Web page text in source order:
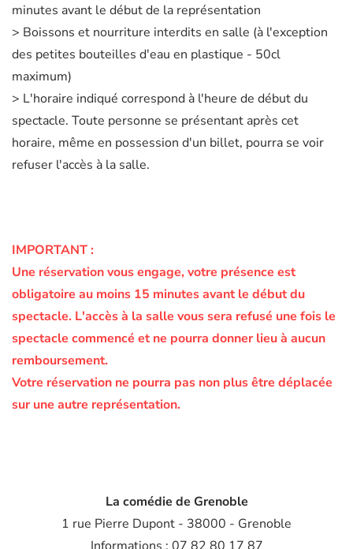
minutes avant le début de la représentation
> Boissons et nourriture interdits en salle (à l'exception
des petites bouteilles d'eau en plastique - 50cl
maximum)
> L'horaire indiqué correspond à l'heure de début du
spectacle. Toute personne se présentant après cet
horaire, même en possession d'un billet, pourra se voir
refuser l'accès à la salle.
IMPORTANT :
Une réservation vous engage, votre présence est
obligatoire au moins 15 minutes avant le début du
spectacle. L'accès à la salle vous sera refusé une fois le
spectacle commencé et ne pourra donner lieu à aucun
remboursement.
Votre réservation ne pourra pas non plus être déplacée
sur une autre représentation.
La comédie de Grenoble
1 rue Pierre Dupont - 38000 - Grenoble